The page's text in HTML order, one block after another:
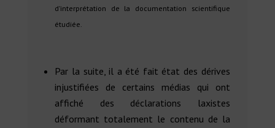
d’interprétation de la documentation scientifique
étudiée.
Par la suite, il a été fait état des dérives
injustifiées de certains médias qui ont
affiché des déclarations laxistes
déformant totalement le contenu de la